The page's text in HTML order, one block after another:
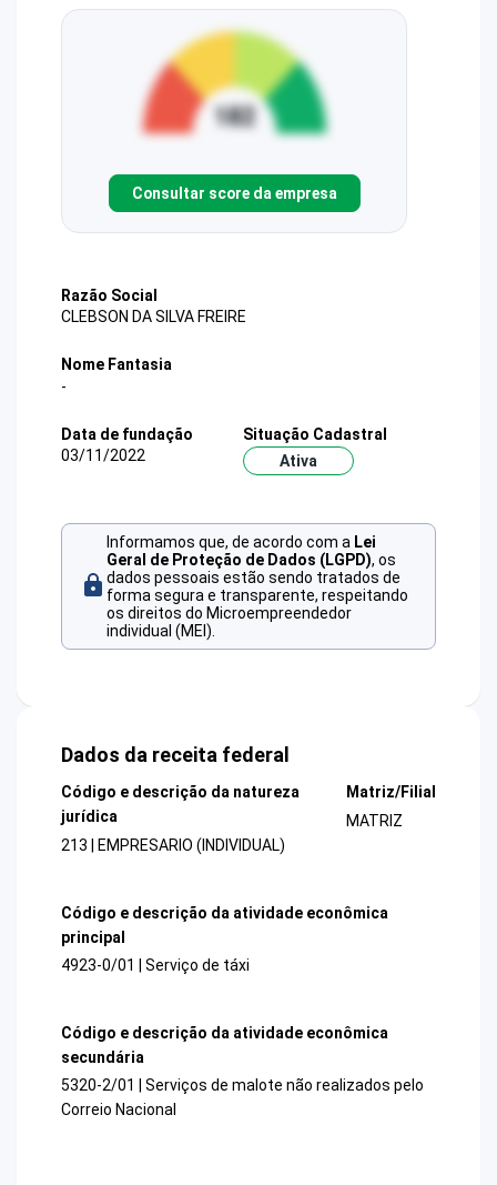
Consultar score da empresa
Razão Social
CLEBSON DA SILVA FREIRE
Nome Fantasia
-
Data de fundação
03/11/2022
Situação Cadastral
Ativa
Informamos que, de acordo com a Lei
Geral de Proteção de Dados (LGPD), os
dados pessoais estão sendo tratados de
forma segura e transparente, respeitando
os direitos do Microempreendedor
individual (MEI).
Dados da receita federal
Código e descrição da natureza
jurídica
213 | EMPRESARIO (INDIVIDUAL)
Matriz/Filial
MATRIZ
Código e descrição da atividade econômica
principal
4923-0/01 | Serviço de táxi
Código e descrição da atividade econômica
secundária
5320-2/01 | Serviços de malote não realizados pelo
Correio Nacional